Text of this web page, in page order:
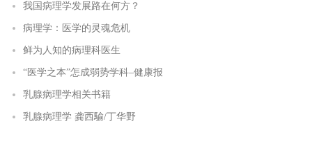
我国病理学发展路在何方？
病理学：医学的灵魂危机
鲜为人知的病理科医生
“医学之本”怎成弱势学科–健康报
乳腺病理学相关书籍
乳腺病理学 龚西騟/丁华野